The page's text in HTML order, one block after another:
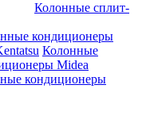
Колонные сплит-
кондиционеры
Колонные
Midea
кондиционеры